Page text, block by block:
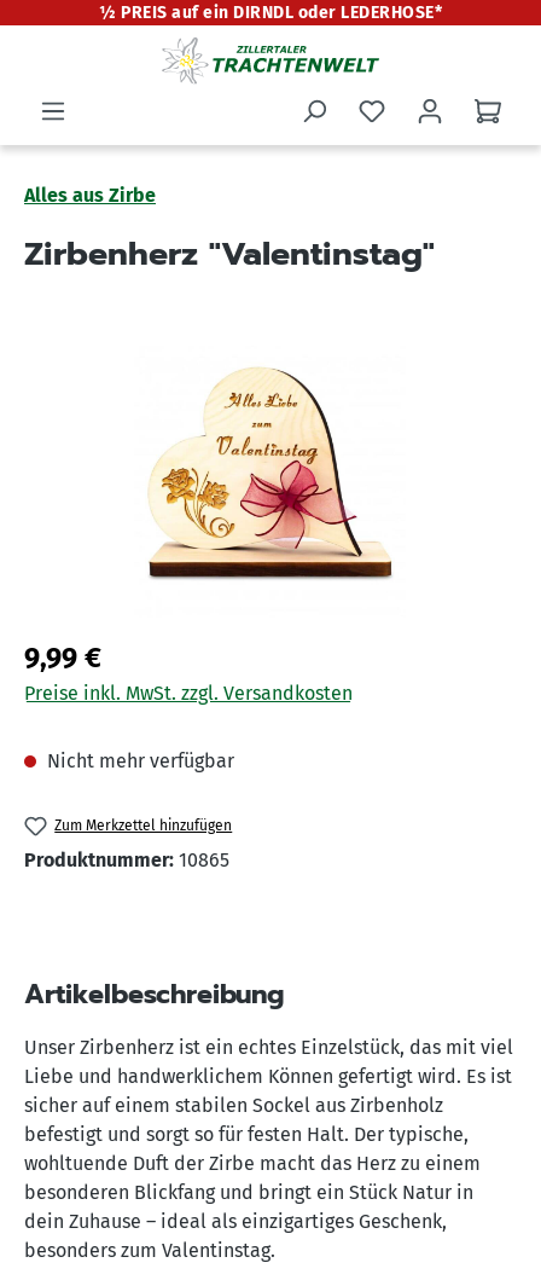
springen
½ PREIS auf ein DIRNDL oder LEDERHOSE*
Alles aus Zirbe
Zirbenherz "Valentinstag"
9,99 €
Preise inkl. MwSt. zzgl. Versandkosten
Nicht mehr verfügbar
Zum Merkzettel hinzufügen
Produktnummer: 10865
Artikelbeschreibung
Unser Zirbenherz ist ein echtes Einzelstück, das mit viel
Liebe und handwerklichem Können gefertigt wird. Es ist
sicher auf einem stabilen Sockel aus Zirbenholz
befestigt und sorgt so für festen Halt. Der typische,
wohltuende Duft der Zirbe macht das Herz zu einem
besonderen Blickfang und bringt ein Stück Natur in
dein Zuhause – ideal als einzigartiges Geschenk,
besonders zum Valentinstag.